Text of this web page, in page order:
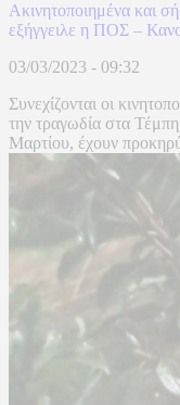
Ακινητοποιημένα και
εξήγγειλε η ΠΟΣ –
03/03/2023 - 09:32
Συνεχίζονται οι
την τραγωδία στα
Μαρτίου, έχουν